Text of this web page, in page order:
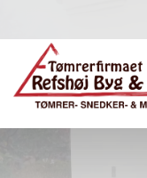
hovedindhold